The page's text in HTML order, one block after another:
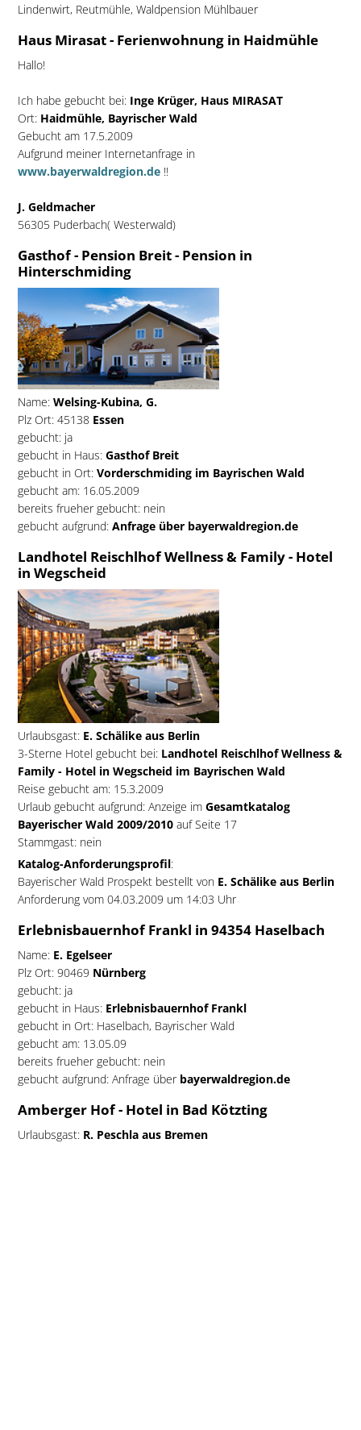
Lindenwirt, Reutmühle, Waldpension Mühlbauer
Haus Mirasat - Ferienwohnung in Haidmühle
Hallo!
Ich habe gebucht bei: Inge Krüger, Haus MIRASAT
Ort: Haidmühle, Bayrischer Wald
Gebucht am 17.5.2009
Aufgrund meiner Internetanfrage in
www.bayerwaldregion.de!!
J. Geldmacher
56305 Puderbach( Westerwald)
Gasthof - Pension Breit - Pension in
Hinterschmiding
Name: Welsing-Kubina, G.
Plz Ort: 45138 Essen
gebucht: ja
gebucht in Haus: Gasthof Breit
gebucht in Ort: Vorderschmiding im Bayrischen Wald
gebucht am: 16.05.2009
bereits frueher gebucht: nein
gebucht aufgrund: Anfrage über bayerwaldregion.de
Landhotel Reischlhof Wellness & Family - Hotel
in Wegscheid
Urlaubsgast:E. Schälike aus Berlin
3-Sterne Hotel gebucht bei:Landhotel Reischlhof Wellness &
Family - Hotel in Wegscheid im Bayrischen Wald
Reise gebucht am: 15.3.2009
Urlaub gebucht aufgrund: Anzeige im Gesamtkatalog
Bayerischer Wald 2009/2010auf Seite 17
Stammgast: nein
Katalog-Anforderungsprofil:
Bayerischer Wald Prospekt bestellt von E. Schälike aus Berlin
Anforderung vom 04.03.2009 um 14:03 Uhr
Erlebnisbauernhof Frankl in 94354 Haselbach
Name: E. Egelseer
Plz Ort: 90469 Nürnberg
gebucht: ja
gebucht in Haus: Erlebnisbauernhof Frankl
gebucht in Ort: Haselbach, Bayrischer Wald
gebucht am: 13.05.09
bereits frueher gebucht: nein
gebucht aufgrund: Anfrage über bayerwaldregion.de
Amberger Hof - Hotel in Bad Kötzting
Urlaubsgast:R. Peschla aus Bremen